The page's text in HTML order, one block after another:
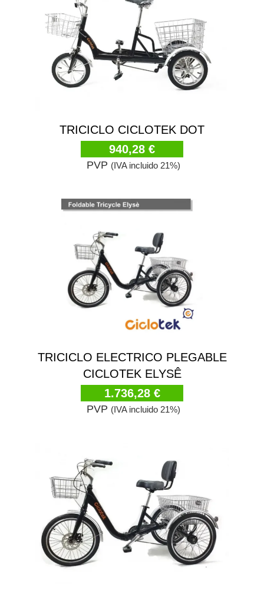
TRICICLO CICLOTEK DOT
940,28 €
PVP (IVA incluido 21%)
TRICICLO ELECTRICO PLEGABLE
CICLOTEK ELYSÊ
1.736,28 €
PVP (IVA incluido 21%)